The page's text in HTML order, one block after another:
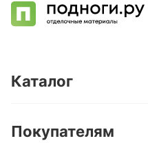
Каталог
Кварц-винил и LVT-плитка
Покупателям